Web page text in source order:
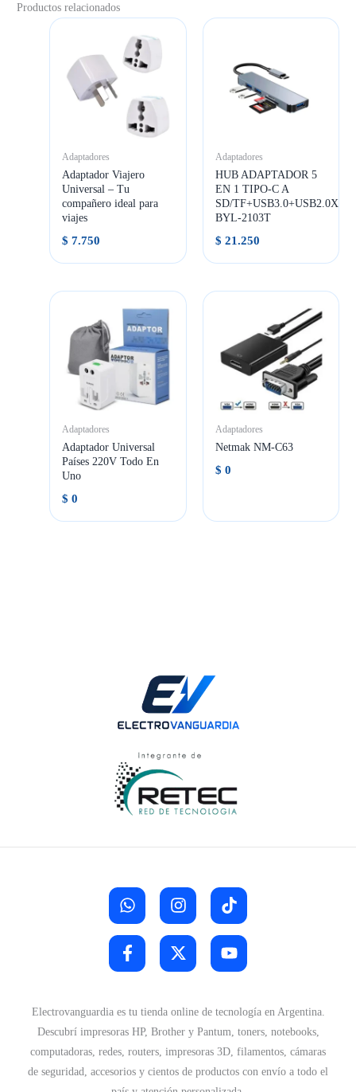
Productos relacionados
Adaptadores
Adaptador Viajero
Universal – Tu
compañero ideal para
viajes
$ 7.750
Adaptadores
HUB ADAPTADOR 5
EN 1 TIPO-C A
SD/TF+USB3.0+USB2.0X2
BYL-2103T
$ 21.250
Adaptadores
Adaptador Universal
Países 220V Todo En
Uno
$ 0
Adaptadores
Netmak NM-C63
$ 0
Electrovanguardia es tu tienda online de tecnología en Argentina.
Descubrí impresoras HP, Brother y Pantum, toners, notebooks,
computadoras, redes, routers, impresoras 3D, filamentos, cámaras
de seguridad, accesorios y cientos de productos con envío a todo el